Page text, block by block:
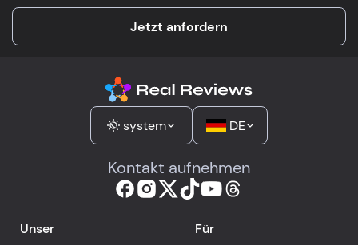
Jetzt anfordern
system DE
Kontakt aufnehmen
Unser
Für